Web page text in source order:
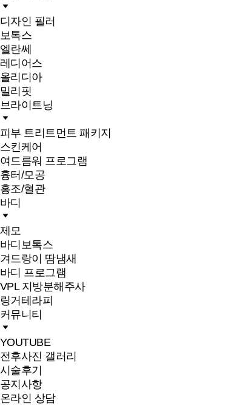
디자인 필러
보톡스
엘란쎄
레디어스
올리디아
밀리핏
브라이트닝
피부 트리트먼트 패키지
스킨케어
여드름워 프로그램
흉터/모공
홍조/혈관
바디
제모
바디보톡스
겨드랑이 땀냄새
바디 프로그램
VPL 지방분해주사
링거테라피
커뮤니티
YOUTUBE
전후사진 갤러리
시술후기
공지사항
온라인 상담